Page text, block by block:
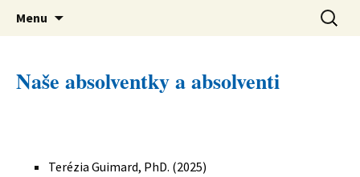
Ústav svetovej literatúry SAV
verejná výskumná inštitúcia
Menu Hľadať:
Naše absolventky a absolventi
Terézia Guimard, PhD. (2025)